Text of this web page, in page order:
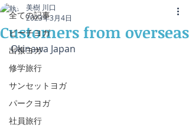
全ての記事
ビーチヨガ
出張ヨガ
修学旅行
サンセットヨガ
パークヨガ
社員旅行
Customers from overseas
美樹 川口
2023年3月4日
Okinawa Japan